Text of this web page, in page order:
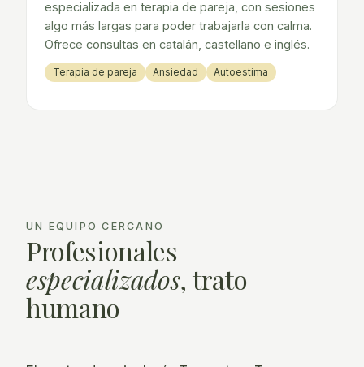
especializada en terapia de pareja, con sesiones
algo más largas para poder trabajarla con calma.
Ofrece consultas en catalán, castellano e inglés.
Terapia de pareja Ansiedad Autoestima
UN EQUIPO CERCANO
Profesionales
especializados, trato
humano